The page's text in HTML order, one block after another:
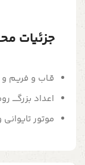
جزئیات
قـاب و فریـم و
اعداد بزرگــــ
موتور تایوانی و 5 ســال ضمانت بدون قید و